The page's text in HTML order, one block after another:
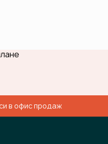
в офис продаж